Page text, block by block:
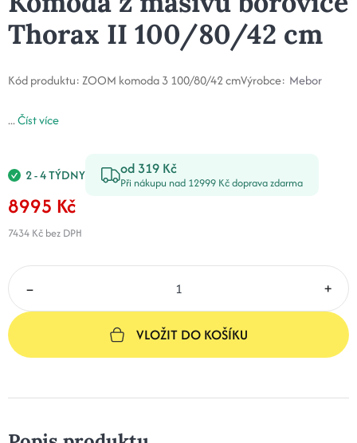
Thorax II 100/80/42 cm
Kód produktu:ZOOM komoda 3 100/80/42 cmVýrobce: Mebor
...Číst více
2 - 4 TÝDNY od 319 Kč
Při nákupu nad 12999 Kč doprava zdarma
8995 Kč
7434 Kč bez DPH
– +
VLOŽIT DO KOŠÍKU